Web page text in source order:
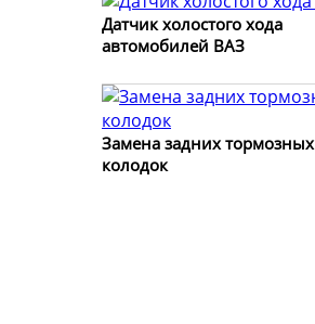
Датчик холостого хода
автомобилей ВАЗ
Замена задних тормозных
колодок